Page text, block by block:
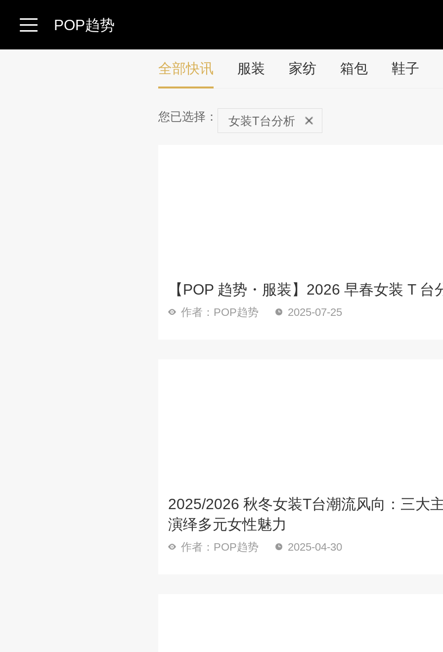
POP趋势
全部快讯 服装 家纺 箱包 鞋子
您已选择： 女装T台分析
【POP 趋势・服装】2026 早春女装 T 台
作者：POP趋势 2025-07-25
2025/2026 秋冬女装T台潮流风向：三大
演绎多元女性魅力
作者：POP趋势 2025-04-30